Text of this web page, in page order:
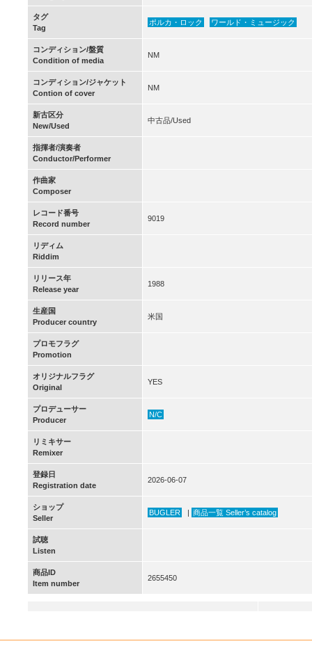
タグ
Tag
ポルカ・ロック ワールド・ミュージック
コンディション/盤質
Condition of media
NM
コンディション/ジャケット
Contion of cover
NM
新古区分
New/Used
中古品/Used
指揮者/演奏者
Conductor/Performer
作曲家
Composer
レコード番号
Record number
9019
リディム
Riddim
リリース年
Release year
1988
生産国
Producer country
米国
プロモフラグ
Promotion
オリジナルフラグ
Original
YES
プロデューサー
Producer
N/C
リミキサー
Remixer
登録日
Registration date
2026-06-07
ショップ
Seller
BUGLER | 商品一覧 Seller’s catalog
試聴
Listen
商品ID
Item number
2655450